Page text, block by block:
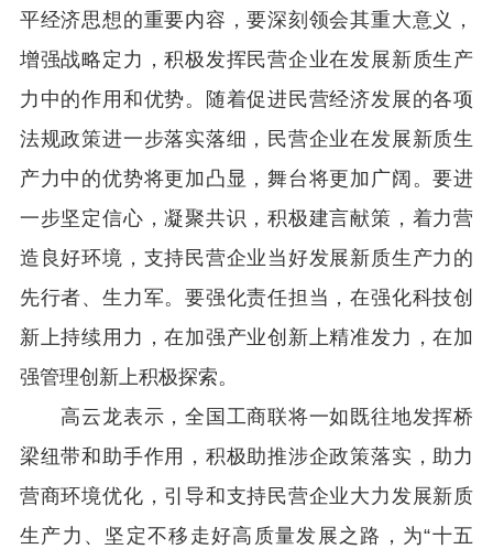
平经济思想的重要内容，要深刻领会其重大意义，
增强战略定力，积极发挥民营企业在发展新质生产
力中的作用和优势。随着促进民营经济发展的各项
法规政策进一步落实落细，民营企业在发展新质生
产力中的优势将更加凸显，舞台将更加广阔。要进
一步坚定信心，凝聚共识，积极建言献策，着力营
造良好环境，支持民营企业当好发展新质生产力的
先行者、生力军。要强化责任担当，在强化科技创
新上持续用力，在加强产业创新上精准发力，在加
强管理创新上积极探索。
高云龙表示，全国工商联将一如既往地发挥桥
梁纽带和助手作用，积极助推涉企政策落实，助力
营商环境优化，引导和支持民营企业大力发展新质
生产力、坚定不移走好高质量发展之路，为“十五